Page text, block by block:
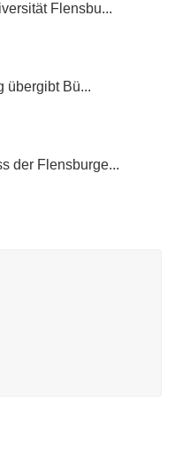
Flensbu...
übergibt Bü...
der Flensburge...